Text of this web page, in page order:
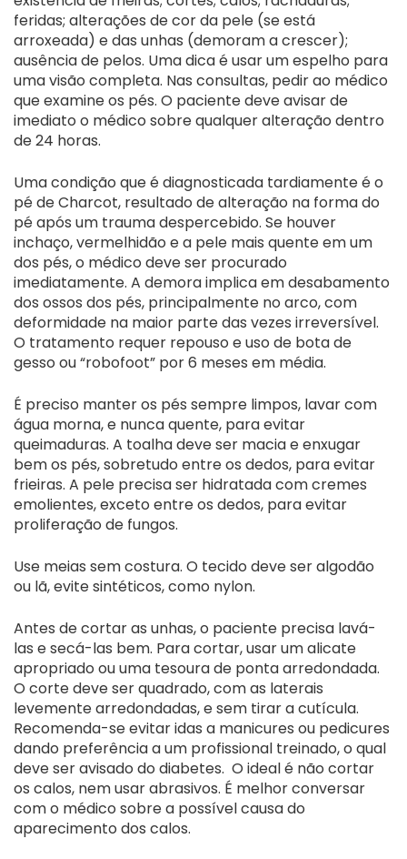
feridas; alterações de cor da pele (se está
arroxeada) e das unhas (demoram a crescer);
ausência de pelos. Uma dica é usar um espelho para
uma visão completa. Nas consultas, pedir ao médico
que examine os pés. O paciente deve avisar de
imediato o médico sobre qualquer alteração dentro
de 24 horas.
Uma condição que é diagnosticada tardiamente é o
pé de Charcot, resultado de alteração na forma do
pé após um trauma despercebido. Se houver
inchaço, vermelhidão e a pele mais quente em um
dos pés, o médico deve ser procurado
imediatamente. A demora implica em desabamento
dos ossos dos pés, principalmente no arco, com
deformidade na maior parte das vezes irreversível.
O tratamento requer repouso e uso de bota de
gesso ou “robofoot” por 6 meses em média.
É preciso manter os pés sempre limpos, lavar com
água morna, e nunca quente, para evitar
queimaduras. A toalha deve ser macia e enxugar
bem os pés, sobretudo entre os dedos, para evitar
frieiras. A pele precisa ser hidratada com cremes
emolientes, exceto entre os dedos, para evitar
proliferação de fungos.
Use meias sem costura. O tecido deve ser algodão
ou lã, evite sintéticos, como nylon.
Antes de cortar as unhas, o paciente precisa lavá-
las e secá-las bem. Para cortar, usar um alicate
apropriado ou uma tesoura de ponta arredondada.
O corte deve ser quadrado, com as laterais
levemente arredondadas, e sem tirar a cutícula.
Recomenda-se evitar idas a manicures ou pedicures
dando preferência a um profissional treinado, o qual
deve ser avisado do diabetes. O ideal é não cortar
os calos, nem usar abrasivos. É melhor conversar
com o médico sobre a possível causa do
aparecimento dos calos.